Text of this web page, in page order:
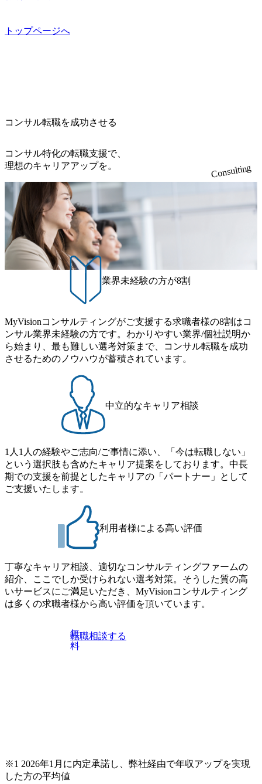
ン八重洲 八重洲セントラルタワー8階 受動喫煙対策 : 執務室
かの実務経験を有する方 - MBB及び戦略ファームでのコ
ンサルティング経験2年以上 - BIG4のStrategy部門におけ
ミュニケーション能力をお持ちの方 ・最新のトレンド・テ
ーマや事例にキャッチアップし、バイタリティーを持って
向を把握し、クライアントや自社への提案などに積極的に
関わることができる方 ・スケジューリング(優先順位付け含
む)など、ビジネスベーシックスキルが習得できている方
う。プロジェクト全体の品質管理や、会社経営の観点から
てプロジェクト全体の品質担保やマネジメント全般を担
り、クライアントとのリレーションを発展・拡大させるこ
とをミッションとする。自社へ提言の質を常に高く担保す
る責任を担う。 ● 裁量権 弊社は2019年11月に設立され、成
長期といわれるフェーズにあります。 事業・組織を拡大し
ていく時期のため、メンバーや組織がスケールしていく過
程を体感できます。 また、希望者はパートナー以外でも大
手役員の方へのセールスにも参加できる環境です。 自ら案
件を取り、プロジェクト体制を作っていくことも可能で
す。 ● 事業会社機能にも携われる 弊社にはコンサルティン
グ事業以外にもSaaSプロダクト・メディア・地方創生事業
があるため、上記事業に携わることも可能です。コンサル
タントとしての経験を活かしながら自らプロダクト開発や
自社の業務改善ができます。(希望者のみとなります) ● BIG
4・アクセンチュアをはじめとした大手外資系コンサルファ
ーム出身者が多く集まっています ● 平均年齢は35歳で、幅
広い年齢の方が活躍しています ● インダストリー・ソリュ
ーションで区切られていない組織です(ワンプール制) ● 海外
事業拠点をシンガポールに設立し、グローバル案件に対応
するコンサルティング体制を構築しています 東京都中央区
八重洲2-2-1 東京ミッドタウン八重洲 八重洲セントラルタワ
ー8階 受動喫煙対策 : 執務室内禁煙、ビル内喫煙室あり WE
B 書類選考通過後に、GAB試験に合格している方 ● テクノ
ロジーコンサルタント ・4年生大学卒業に限る ・大手総合
サルティング経験5年以上 ● 戦略コンサルタント ・4年生大
学卒業に限る ・以下のいずれかの実務経験を有する方
- MBB及び戦略ファームでのコンサルティング経験2年以
上 - BIG4のStrategy部門におけるコンサルティング経験2
プし、バイタリティーを持ってチャレンジできる方 ・自ら
コンサル業界やクライアント動向を把握し、クライアント
や自社への提案などに積極的に関わることができる方 ・ス
ケジューリング(優先順位付け含む)など、ビジネスベーシッ
クスキルが習得できている方
s://www.accenture.com/jp-ja/case-studies/communications-media/so
ス） 世界49カ国に約73万人以上（2024年5月時点）の社員を
擁し、世界120以上の国の企業を顧客に売上641億ドルを誇
を上回る規模感)、営業利益率も約15％と驚異的な数字とな
っている、売上・従業員数共にこの8年間で4倍近くの成長
を遂げていることから、今後も高い成長が見込まれる 多く
の技術者を抱えており、アビームコンサルティングに続い
て日本国内2番目にSAP認定コンサルタント制度の有資格者
数が多く、特にIT領域に強みを持つ グローバルのポジショ
ンに自由に応募できる社内の転職ツール「キャリアズ・マ
ーケットプレイス」が存在し、本ツールを活用で上司の引
き留めを受けずに移動が可能である（異動者は年間約1,000
名） 残業時間や有休取得率など約10項目を数値化すること
で、実行前後で離職率を半減させることに成功した 18時以
降の会議を原則禁止としているほか、在宅勤務制度の全社
展開、ハラスメント抑止に向けた研修の拡充、社外窓口設
置など徹底的な仕組み化を推進する 育休取得率は男性6
5%、女性100%と全国平均を上回る実績を持ち、女性の管理
職率も21.8%（2023年12月時点）とフレキシブルな働き方を
提供 2026年8月22日(土) 9:00～19:30頃 ※選考会参加人数に
より変動 2026年8月7日(金) 16:00 参加予定DTE ① MRS-IMS
(旧ITXO-IMS) ② TS&T(旧TS&A) ③ CyberSecurity ④ IES ⑤ I
TS-Fukuoka ⑥ AMS-PRD ⑦ AMS-H&PS オンライン (Teams)
ps://melev.leverages.jp/) レバレジーズグローバル、大分県より
「外国人留学生等受入環境整備事業委託業務」を受託 (http
UI) レバレジーズで活躍するメンバー紹介！〜 営業職種編
来黒字を維持し、急成長中でありながら安定した事業を展
開し、高い安定性を持つ企業へと成長している 10年後に1兆
円を目指す日本にもなかなかないメガベンチャー。創業か
ら黒字経営。年間130%成長 https://storage.googleapis.com/our-
vision-production.appspot.com/public/images/20251030164405_5c
527843-d227-4df8-b86c-5587f843fdf6_1200x471.webp https://stor
age.googleapis.com/our-vision-production.appspot.com/public/imag
es/20251030164946_dc0888f6-0539-4887-84d7-34c8d8544226_1
200x666.webp 年間100億円規模の投資の元、10以上もの新規
事業を立ち上げているため様々な業界を経験することが可
能 社内転職が活発であり、多様なスキルを1社で身に着ける
ことが可能 事業開発・運用を内包かする「オールインハウ
ス」型の組織体。社内スカウトや社内公募制度を用いて主
体的かつ柔軟なキャリア形成が可能。 https://storage.googleap
165942_70f09968-1b27-43e6-b849-1cd107c4f488_1200x698.web
p ## 働き方／WLB／待遇 内装8億円超のかっこいいオフィ
スがあり、 働き甲斐のあるランキング、新卒注目ランキン
グ受賞歴多数 あえての未上場であり株主からの圧力がない
的な成長を若手に任せられる環境 対面でのコミュニケーシ
ョンメリットを重視するため出社勤務。1日の労働時間平均
9.2時間、有休消化率81%(2024年度の年間データ、エンジニ
ア組織） 2026年8月22日(土) 10:00～最長16:00 2026年8月10
日(月) 16:00 ※応募者が定員を上回る場合は、厳正なる審査
の上参加者を決定させていただきます。ご了承ください。
● 当日の流れ 受付 → 会社説明会 → 面接(会社説明会終了
後、随時ご案内) ※全てリモートにて実施します。 ※参加
される方に個別に当日の面接案内をお送りいたします。 ※
通常の選考フローと異なり、事前に適性検査をご受検いた
だきます。 ● 詳細 デジタルイノベーション事業部でのポジ
ションサーチになります。 ご経験やスキル、そして適性や
志向性に合わせて、以下のいずれかの役割でご活躍いただ
きます。 ※本求人はレバテック株式会社の雇用となりま
す。 ＜ITコンサルタント＞ Webアプリケーション、SaaS系
の領域において、大手・ベンチャー・スタートアップ企業
に対する課題解決支援を行います。 直近の案件では、大規
模基幹システムにおける最上流のPoC(概念実証)支援から構
います。 生成AIなどの最新技術とシステムを活用し、顧客
の業務革新と効率化の実現に貢献します。 ＜PL/PM＞ 顧客
ご担当いただき、当社の社員が業務面をサポートしつつ、
徐々に対応範囲を広げていただきます。 ＜QAエンジニア＞
トップページへ
コンサル転職を成功させる
コンサル特化の転職支援で、
理想のキャリアアップを。
Consulting
業界未経験の方が8割
MyVisionコンサルティングがご支援する求職者様の8割はコ
ンサル業界未経験の方です。わかりやすい業界/個社説明か
ら始まり、最も難しい選考対策まで、コンサル転職を成功
させるためのノウハウが蓄積されています。
中立的なキャリア相談
1人1人の経験やご志向/ご事情に添い、「今は転職しない」
という選択肢も含めたキャリア提案をしております。中長
期での支援を前提としたキャリアの「パートナー」として
ご支援いたします。
利用者様による高い評価
丁寧なキャリア相談、適切なコンサルティングファームの
紹介、ここでしか受けられない選考対策。そうした質の高
いサービスにご満足いただき、MyVisionコンサルティング
は多くの求職者様から高い評価を頂いています。
無
料
転職相談する
※1 2026年1月に内定承諾し、弊社経由で年収アップを実現
した方の平均値